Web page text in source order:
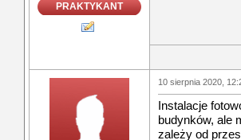
PRAKTYKANT
10 sierpnia 2020,
Instalacje
budynków, ale
zależy od